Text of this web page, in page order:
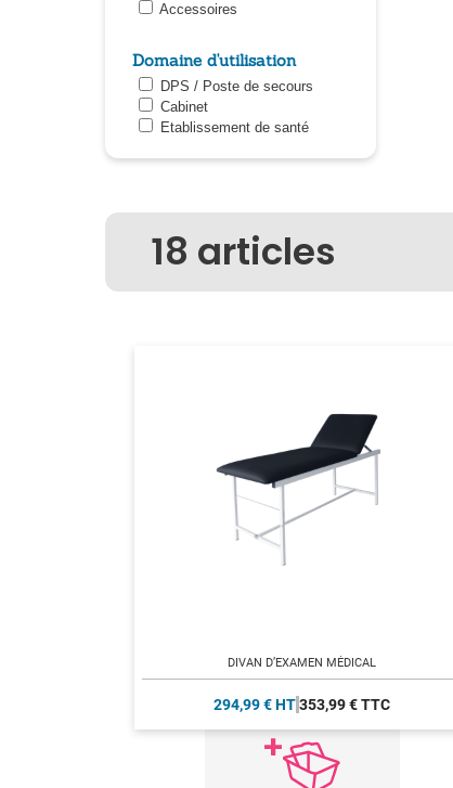
Accessoires
Domaine d'utilisation
DPS / Poste de secours
Cabinet
Etablissement de santé
18 articles
DIVAN D’EXAMEN MÉDICAL
294,99 € HT353,99 € TTC